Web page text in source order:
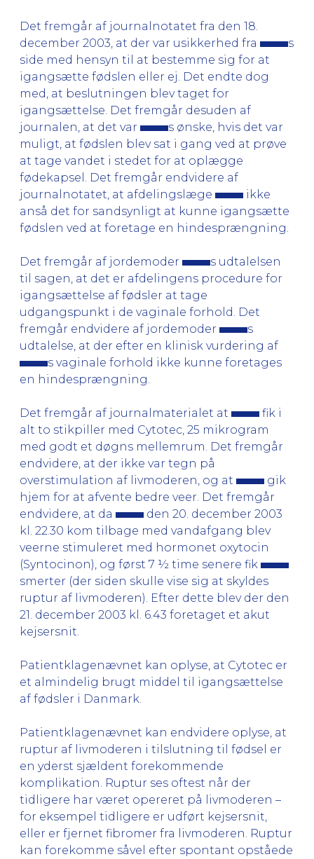
Det fremgår af journalnotatet fra den 18.
december 2003, at der var usikkerhed fra
s
side med hensyn til at bestemme sig for at
igangsætte fødslen eller ej. Det endte dog
med, at beslutningen blev taget for
igangsættelse. Det fremgår desuden af
journalen, at det var
s ønske, hvis det var
muligt, at fødslen blev sat i gang ved at prøve
at tage vandet i stedet for at oplægge
fødekapsel. Det fremgår endvidere af
journalnotatet, at afdelingslæge
ikke
anså det for sandsynligt at kunne igangsætte
fødslen ved at foretage en hindesprængning.
Det fremgår af jordemoder
s udtalelsen
til sagen, at det er afdelingens procedure for
igangsættelse af fødsler at tage
udgangspunkt i de vaginale forhold. Det
fremgår endvidere af jordemoder
s
udtalelse, at der efter en klinisk vurdering af
s vaginale forhold ikke kunne foretages
en hindesprængning.
Det fremgår af journalmaterialet at
fik i
alt to stikpiller med Cytotec, 25 mikrogram
med godt et døgns mellemrum. Det fremgår
endvidere, at der ikke var tegn på
overstimulation af livmoderen, og at
gik
hjem for at afvente bedre veer. Det fremgår
endvidere, at da
den 20. december 2003
kl. 22.30 kom tilbage med vandafgang blev
veerne stimuleret med hormonet oxytocin
(Syntocinon), og først 7 ½ time senere fik
smerter (der siden skulle vise sig at skyldes
ruptur af livmoderen). Efter dette blev der den
21. december 2003 kl. 6.43 foretaget et akut
kejsersnit.
Patientklagenævnet kan oplyse, at Cytotec er
et almindelig brugt middel til igangsættelse
af fødsler i Danmark.
Patientklagenævnet kan endvidere oplyse, at
ruptur af livmoderen i tilslutning til fødsel er
en yderst sjældent forekommende
komplikation. Ruptur ses oftest når der
tidligere har været opereret på livmoderen –
for eksempel tidligere er udført kejsersnit,
eller er fjernet fibromer fra livmoderen. Ruptur
kan forekomme såvel efter spontant opståede